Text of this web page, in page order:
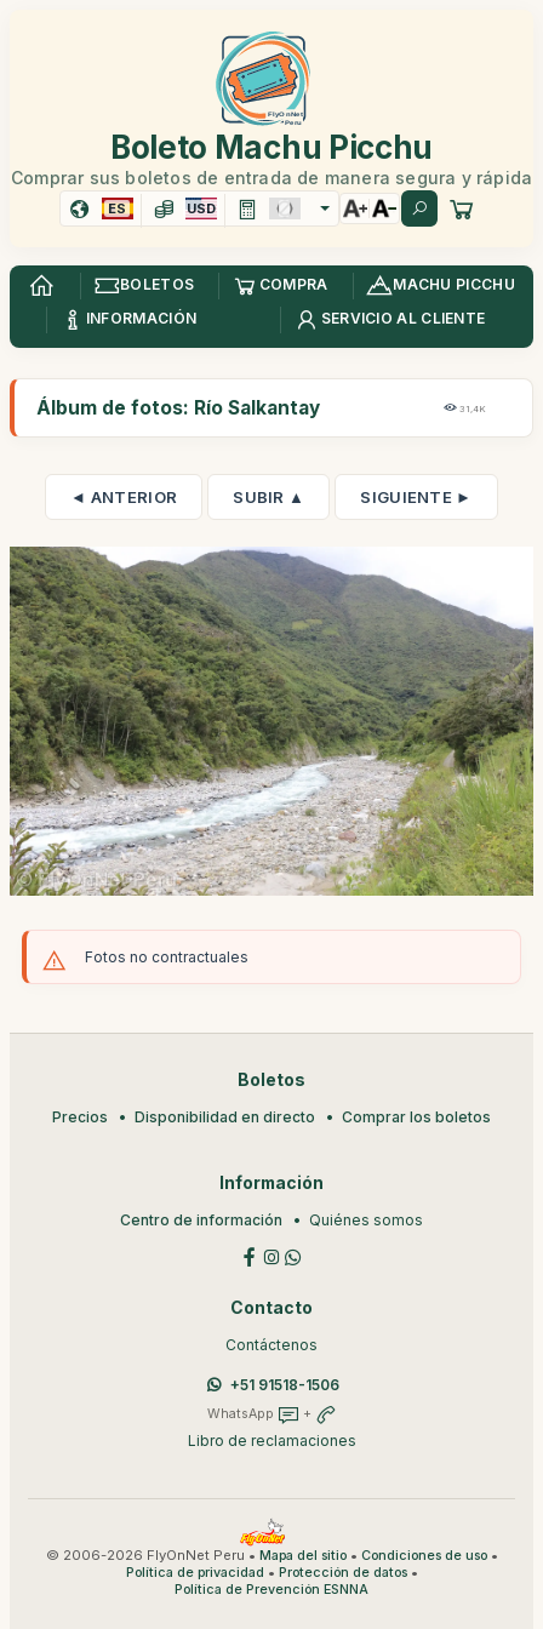
Boleto Machu Picchu
Comprar sus boletos de entrada de manera segura y rápida
ES USD
BOLETOS COMPRA
MACHU PICCHU
INFORMACIÓN
SERVICIO AL CLIENTE
Álbum de fotos: Río Salkantay 31,4K
◄ ANTERIOR SUBIR ▲ SIGUIENTE ►
Fotos no contractuales
Boletos
Precios Disponibilidad en directo Comprar los boletos
Información
Centro de información Quiénes somos
Contacto
Contáctenos
+51 91518-1506
WhatsApp +
Libro de reclamaciones
© 2006-2026 FlyOnNet Peru • Mapa del sitio• Condiciones de uso•
Política de privacidad • Protección de datos•
Política de Prevención ESNNA